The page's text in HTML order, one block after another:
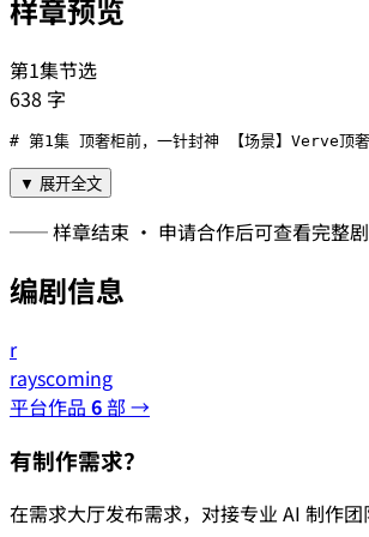
样章预览
第1集节选
638 字
# 第1集 顶奢柜前，一针封神 【场景】Verve顶奢
▼ 展开全文
── 样章结束 · 申请合作后可查看完整
编剧信息
r
rayscoming
平台作品 6部 →
有制作需求？
在需求大厅发布需求，对接专业 AI 制作团